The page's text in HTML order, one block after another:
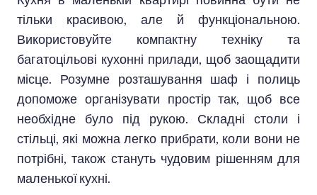
тільки красивою, але й функціональною.
Використовуйте компактну техніку та
багатоцільові кухонні прилади, щоб заощадити
місце. Розумне розташування шаф і полиць
допоможе організувати простір так, щоб все
необхідне було під рукою. Складні столи і
стільці, які можна легко прибрати, коли вони не
потрібні, також стануть чудовим рішенням для
маленької кухні.